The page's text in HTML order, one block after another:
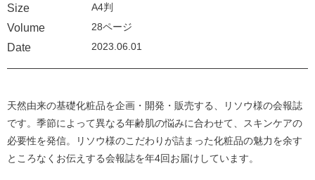
Size A4判
Volume 28ページ
Date 2023.06.01
天然由来の基礎化粧品を企画・開発・販売する、リソウ様の会報誌
です。季節によって異なる年齢肌の悩みに合わせて、スキンケアの
必要性を発信。リソウ様のこだわりが詰まった化粧品の魅力を余す
ところなくお伝えする会報誌を年4回お届けしています。